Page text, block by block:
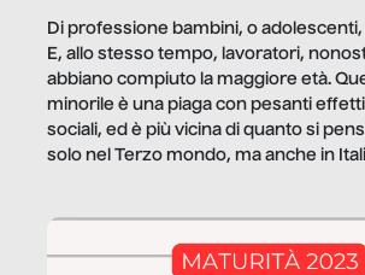
Di professione bambini, o adolescenti,
E, allo stesso tempo, lavoratori,
abbiano compiuto la maggiore età.
minorile è una piaga con pesanti
sociali, ed è più vicina di quanto si
solo nel Terzo mondo, ma anche in